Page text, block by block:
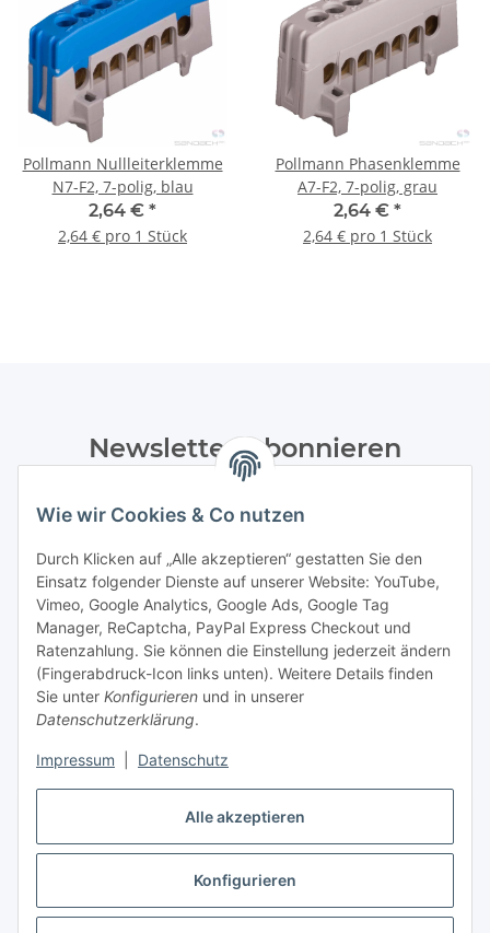
Alle akzeptieren
Konfigurieren
Wie wir Cookies & Co nutzen
Durch Klicken auf „Alle akzeptieren“ gestatten Sie den
Einsatz folgender Dienste auf unserer Website: YouTube,
Vimeo, Google Analytics, Google Ads, Google Tag
Manager, ReCaptcha, PayPal Express Checkout und
Ratenzahlung. Sie können die Einstellung jederzeit ändern
(Fingerabdruck-Icon links unten). Weitere Details finden
Sie unter Konfigurieren und in unserer
Datenschutzerklärung.
Impressum Datenschutz
Pollmann Nullleiterklemme
N7-F2, 7-polig, blau
2,64 € *
2,64 € pro 1 Stück
Pollmann Phasenklemme
A7-F2, 7-polig, grau
2,64 € *
2,64 € pro 1 Stück
Newsletter Abonnieren
Datenschutzerklärungregelmäßig und jederzeit widerruflich
Abonnieren
Informationen
Gesetzliche Informationen
Vertrag widerrufen